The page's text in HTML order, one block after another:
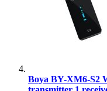
Boya BY-XM6-S2